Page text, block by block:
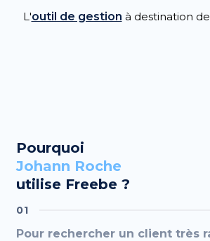
L'outil de gestion à destination
Pourquoi
Johann Roche
utilise Freebe ?
01
Pour rechercher un client très